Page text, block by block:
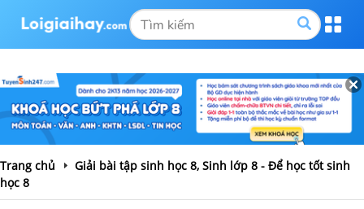
Trang chủ
Giải bài tập sinh học 8, Sinh lớp 8 - Để học tốt sinh
học 8